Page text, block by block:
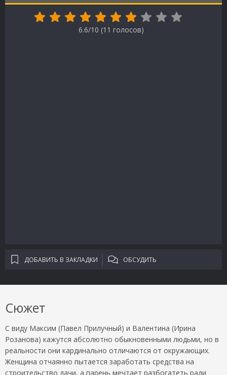
6.6/10 (11 голосов)
ДОБАВИТЬ В ЗАКЛАДКИ ОБСУДИТЬ
Сюжет
С виду Максим (Павел Прилучный) и Валентина (Ирина
Розанова) кажутся абсолютно обыкновенными людьми, но в
реальности они кардинально отличаются от окружающих.
Женщина отчаянно пытается заработать средства на
строительство дачи, а парень мечтает разбогатеть ради